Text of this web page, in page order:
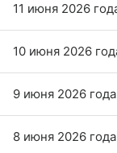
11 июня 2026
10 июня 2026
9 июня 2026 года
8 июня 2026 года